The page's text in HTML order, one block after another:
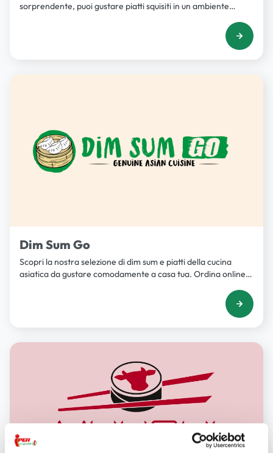
sorprendente, puoi gustare piatti squisiti in un ambiente
Dim Sum Go
Scopri la nostra selezione di dim sum e piatti della cucina
asiatica da gustare comodamente a casa tua. Ordina online o